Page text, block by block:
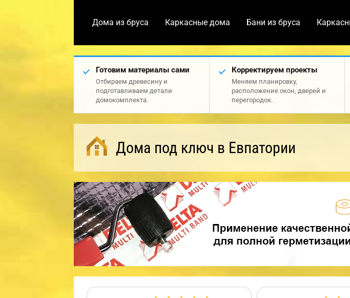
Дома из бруса Каркасные дома Бани из бруса
Готовим материалы сами
Отбираем древесину и
подготавливаем детали
домокомплекта.
Корректируем проекты
Меняем планировку,
расположение окон, дверей и
перегородок.
Дома под ключ в Евпатории